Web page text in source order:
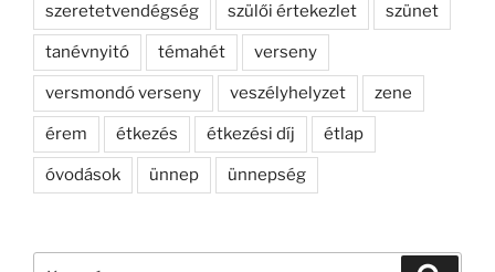
szeretetvendégség szülői értekezlet szünet
tanévnyitó témahét verseny
versmondó verseny veszélyhelyzet zene
érem étkezés étkezési díj étlap
óvodások ünnep ünnepség